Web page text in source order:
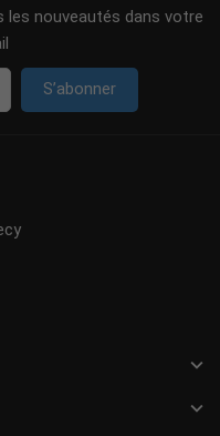
nouveautés dans votre
S’abonner